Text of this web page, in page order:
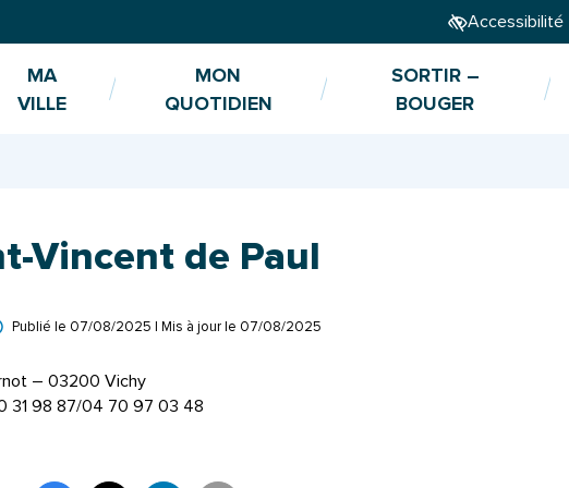
Accessibilité
MA
VILLE
MON
QUOTIDIEN
SORTIR –
BOUGER
Vincent de Paul
Publié le 07/08/2025 | Mis à jour le 07/08/2025
– 03200 Vichy
31 98 87/04 70 97 03 48